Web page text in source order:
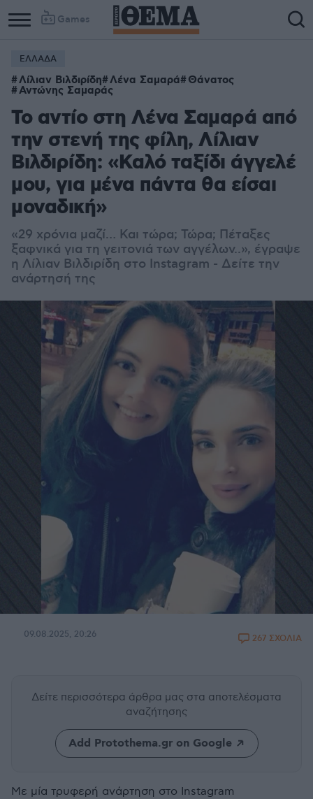
Games
ΕΛΛΑΔΑ
Λίλιαν Βιλδιρίδη Λένα Σαμαρά Θάνατος
Αντώνης Σαμαράς
Το αντίο στη Λένα Σαμαρά από
την στενή της φίλη, Λίλιαν
Βιλδιρίδη: «Καλό ταξίδι άγγελέ
μου, για μένα πάντα θα είσαι
μοναδική»
«29 χρόνια μαζί… Και τώρα; Τώρα; Πέταξες
ξαφνικά για τη γειτονιά των αγγέλων..», έγραψε
η Λίλιαν Βιλδιρίδη στο Instagram - Δείτε την
ανάρτησή της
09.08.2025, 20:26 267 ΣΧΟΛΙΑ
Δείτε περισσότερα άρθρα μας στα αποτελέσματα
αναζήτησης
Add Protothema.gr on Google
Με μία τρυφερή ανάρτηση στο Instagram